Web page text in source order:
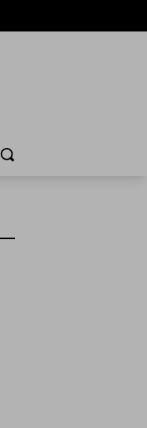
Cerca